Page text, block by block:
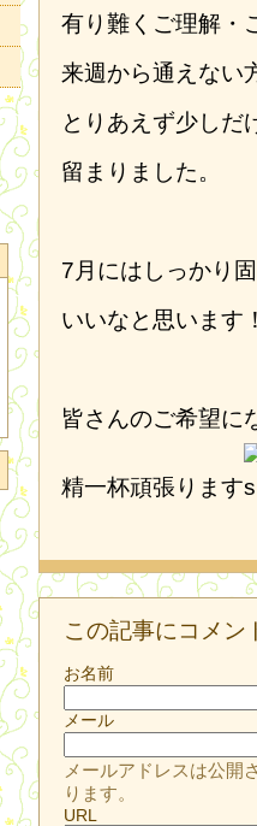
有り難くご理解・
来週から通えない
とりあえず少しだ
留まりました。
7月にはしっかり
いいなと思います
皆さんのご希望に
精一杯頑張ります
この記事にコメン
お名前
メール
メールアドレスは公開
ります。
URL